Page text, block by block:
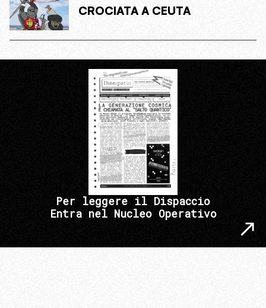
CROCIATA A CEUTA
Per leggere il Dispaccio
Entra nel Nucleo Operativo